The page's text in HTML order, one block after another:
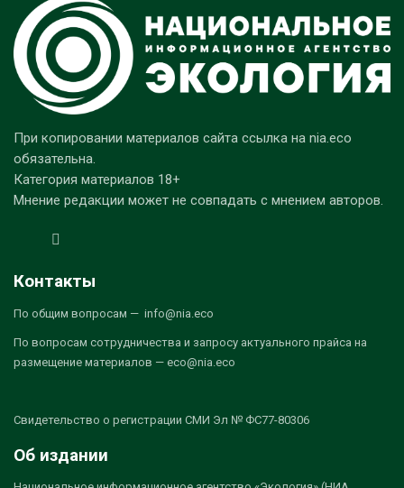
При копировании материалов сайта ссылка на nia.eco
обязательна.
Категория материалов 18+
Мнение редакции может не совпадать с мнением авторов.
Контакты
По общим вопросам — info@nia.eco
По вопросам сотрудничества и запросу актуального прайса на
размещение материалов — eco@nia.eco
Свидетельство о регистрации СМИ Эл № ФС77-80306
Об издании